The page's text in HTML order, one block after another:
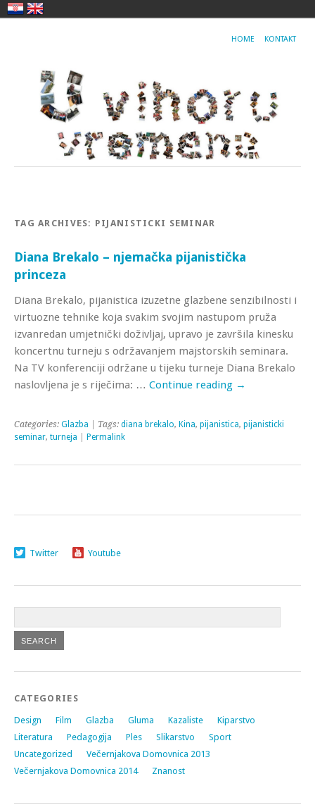
HOME KONTAKT
TAG ARCHIVES: PIJANISTICKI SEMINAR
Diana Brekalo – njemačka pijanistička
princeza
Diana Brekalo, pijanistica izuzetne glazbene senzibilnosti i
virtuozne tehnike koja svakim svojim nastupom pruža
izvanredan umjetnički doživljaj, upravo je završila kinesku
koncertnu turneju s održavanjem majstorskih seminara.
Na TV konferenciji održane u tijeku turneje Diana Brekalo
naslovljena je s riječima: … Continue reading →
Categories: Glazba | Tags: diana brekalo, Kina, pijanistica, pijanisticki
seminar, turneja Permalink
Twitter Youtube
CATEGORIES
Design Film Glazba Gluma Kazaliste
Kiparstvo
Literatura
Pedagogija Ples Slikarstvo
Sport
Uncategorized
Večernjakova Domovnica 2013
Večernjakova Domovnica 2014
Znanost